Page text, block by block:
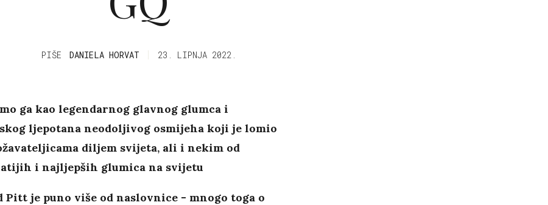
PIŠE DANIELA HORVAT 23. LIPNJA 2022.
ga kao legendarnog glavnog glumca i
ljepotana neodoljivog osmijeha koji je lomio
diljem svijeta, ali i nekim od
i najljepših glumica na svijetu
Pitt je puno više od naslovnice - mnogo toga o